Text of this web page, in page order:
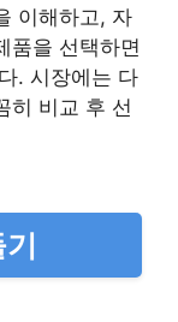
이해하고, 자
품을 선택하면
. 시장에는 다
히 비교 후 선